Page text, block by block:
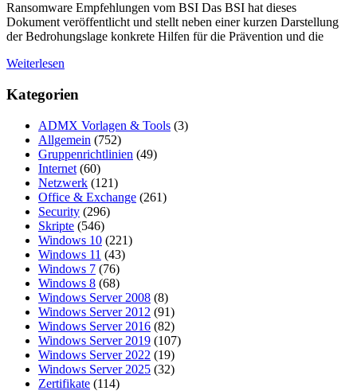
Ransomware Empfehlungen vom BSI Das BSI hat dieses
Dokument veröffentlicht und stellt neben einer kurzen Darstellung
der Bedrohungslage konkrete Hilfen für die Prävention und die
Weiterlesen
Kategorien
ADMX Vorlagen & Tools (3)
Allgemein (752)
Gruppenrichtlinien (49)
Internet (60)
Netzwerk (121)
Office & Exchange (261)
Security (296)
Skripte (546)
Windows 10 (221)
Windows 11 (43)
Windows 7 (76)
Windows 8 (68)
Windows Server 2008 (8)
Windows Server 2012 (91)
Windows Server 2016 (82)
Windows Server 2019 (107)
Windows Server 2022 (19)
Windows Server 2025 (32)
Zertifikate (114)